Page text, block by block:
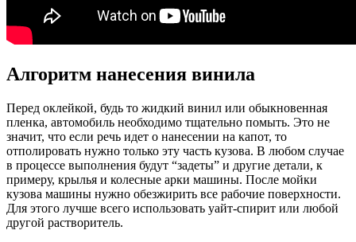
Алгоритм нанесения винила
Перед оклейкой, будь то жидкий винил или обыкновенная
пленка, автомобиль необходимо тщательно помыть. Это не
значит, что если речь идет о нанесении на капот, то
отполировать нужно только эту часть кузова. В любом случае
в процессе выполнения будут “задеты” и другие детали, к
примеру, крылья и колесные арки машины. После мойки
кузова машины нужно обезжирить все рабочие поверхности.
Для этого лучше всего использовать уайт-спирит или любой
другой растворитель.